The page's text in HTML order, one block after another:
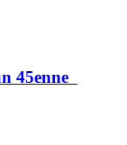
45enne